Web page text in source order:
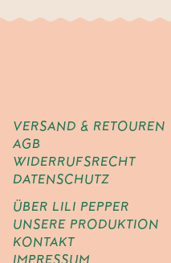
VERSAND & RETOUREN
AGB
WIDERRUFSRECHT
DATENSCHUTZ
ÜBER LILI PEPPER
UNSERE PRODUKTION
KONTAKT
IMPRESSUM